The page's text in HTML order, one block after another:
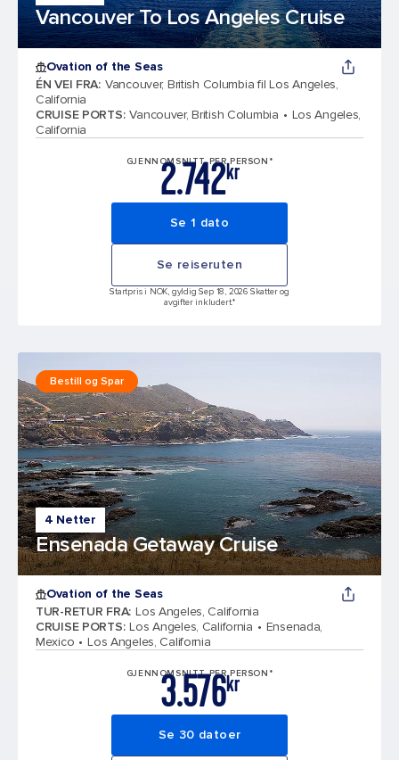
Vancouver To Los Angeles Cruise
Ovation of the Seas
ÉN VEI FRA: Vancouver, British Columbia fil Los Angeles,
California
CRUISE PORTS: Vancouver, British Columbia
Los Angeles,
California
GJENNOMSNITT PER PERSON*
kr
2.742
Se 1 dato
Se reiseruten
Startpris i NOK, gyldig Sep 18, 2026 Skatter og
avgifter inkludert.*
4 Netter
Ensenada Getaway Cruise
Bestill og Spar
Ovation of the Seas
TUR-RETUR FRA: Los Angeles, California
CRUISE PORTS: Los Angeles, California
Ensenada,
Mexico
Los Angeles, California
GJENNOMSNITT PER PERSON*
kr
3.576
Se 30 datoer